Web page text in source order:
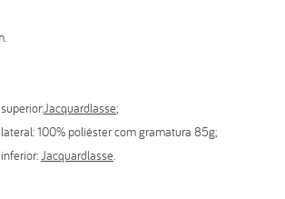
Jacquardlasse;
100% poliéster com gramatura 85g;
Jacquardlasse.